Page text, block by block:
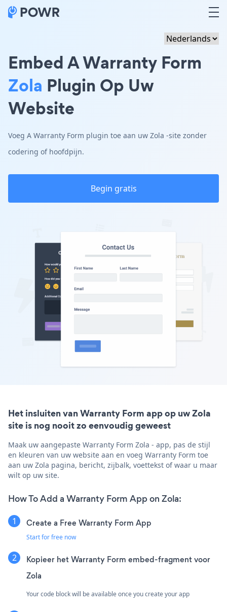
Embed A Warranty Form
Zola Plugin Op Uw
Website
Voeg A Warranty Form plugin toe aan uw Zola -site zonder
codering of hoofdpijn.
Begin gratis
Het insluiten van Warranty Form app op uw Zola
site is nog nooit zo eenvoudig geweest
Maak uw aangepaste Warranty Form Zola - app, pas de stijl
en kleuren van uw website aan en voeg Warranty Form toe
aan uw Zola pagina, bericht, zijbalk, voettekst of waar u maar
wilt op uw site.
How To Add a Warranty Form App on Zola:
Create a Free Warranty Form App
Start for free now
Kopieer het Warranty Form embed-fragment voor
Zola
Your code block will be available once you create your app